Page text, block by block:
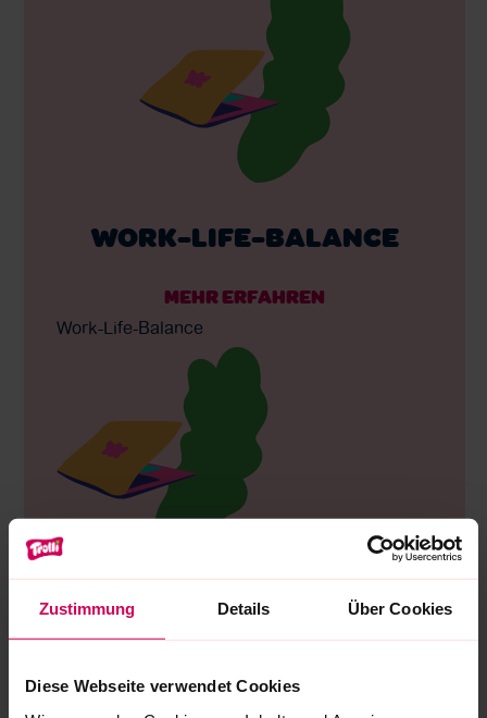
Zustimmung Details Über Cookies
Diese Webseite verwendet Cookies
WORK-LIFE-BALANCE
MEHR ERFAHREN
Work-Life-Balance
Arbeitszeitkonten)
30 Tage Urlaub in Bayern